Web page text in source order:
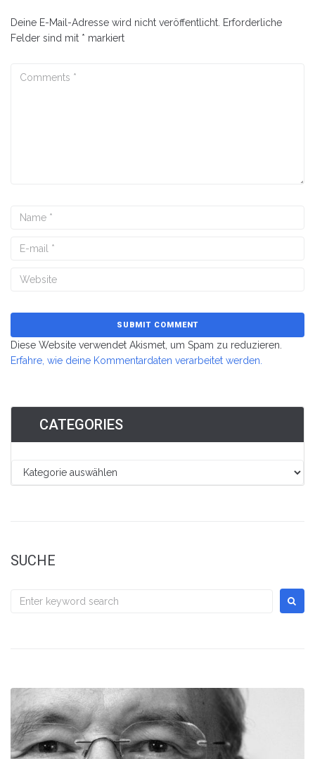
Deine E-Mail-Adresse wird nicht veröffentlicht. Erforderliche
Felder sind mit * markiert
Diese Website verwendet Akismet, um Spam zu reduzieren.
Erfahre, wie deine Kommentardaten verarbeitet werden.
CATEGORIES
SUCHE